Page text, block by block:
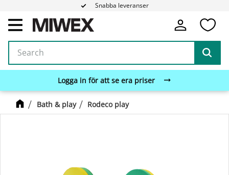
Menu
Snabba leveranser
Logga in för att se era priser
Bath & play Rodeco play